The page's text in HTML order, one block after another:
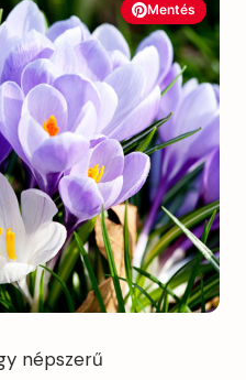
Mentés
népszerű